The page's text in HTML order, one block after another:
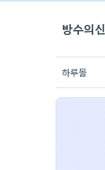
방수의신
하루몰